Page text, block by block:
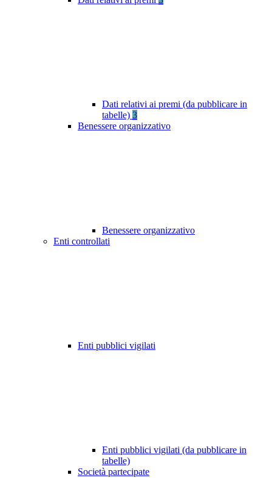
Dati relativi ai premi (da pubblicare in
tabelle) 3
Benessere organizzativo
Benessere organizzativo
Enti controllati
Enti pubblici vigilati
Enti pubblici vigilati (da pubblicare in
tabelle)
Società partecipate